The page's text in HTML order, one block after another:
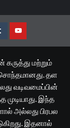
TumblrYouTube
மற்றும்
சொந்தமானது. தள
வடிவமைப்பின்
முடியாது. இந்த
அல்லது பிரபல
இதனால்